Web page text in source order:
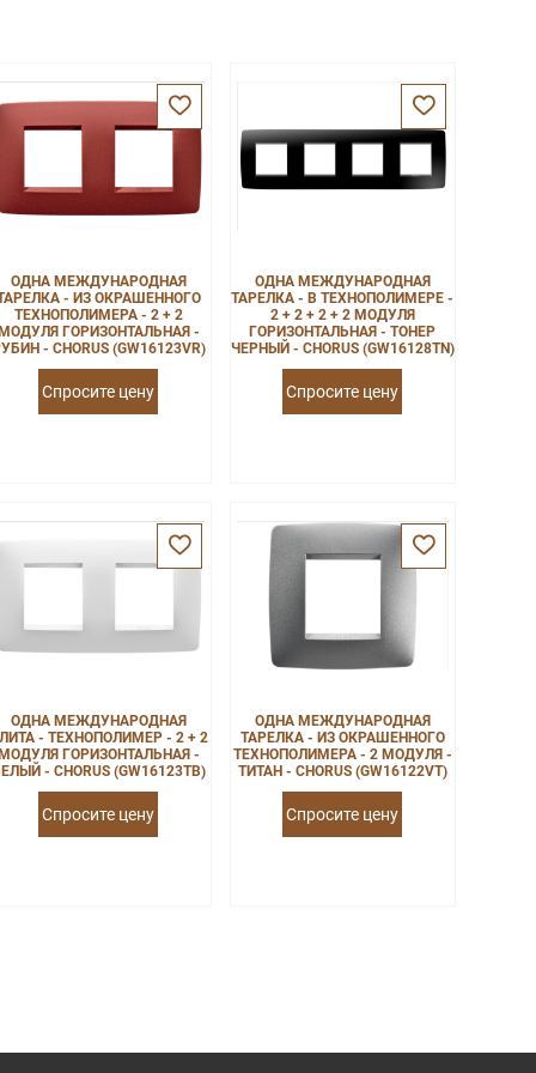
ОДНА МЕЖДУНАРОДНАЯ
- ИЗ ОКРАШЕННОГО
ТЕХНОПОЛИМЕРА - 2 + 2
МОДУЛЯ ГОРИЗОНТАЛЬНАЯ -
- CHORUS (GW16123VR)
Спросите цену
ОДНА МЕЖДУНАРОДНАЯ
ТАРЕЛКА - В ТЕХНОПОЛИМЕРЕ -
2 + 2 + 2 + 2 МОДУЛЯ
ГОРИЗОНТАЛЬНАЯ - ТОНЕР
ЧЕРНЫЙ - CHORUS (GW16128TN)
Спросите цену
ОДНА МЕЖДУНАРОДНАЯ
- ТЕХНОПОЛИМЕР - 2 + 2
МОДУЛЯ ГОРИЗОНТАЛЬНАЯ -
- CHORUS (GW16123TB)
Спросите цену
ОДНА МЕЖДУНАРОДНАЯ
ТАРЕЛКА - ИЗ ОКРАШЕННОГО
ТЕХНОПОЛИМЕРА - 2 МОДУЛЯ -
ТИТАН - CHORUS (GW16122VT)
Спросите цену